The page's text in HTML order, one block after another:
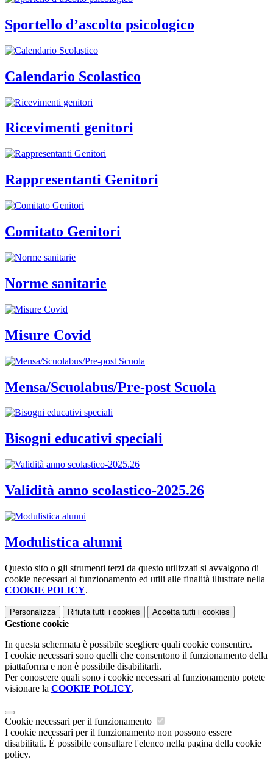
Sportello d’ascolto psicologico
Calendario Scolastico
Ricevimenti genitori
Rappresentanti Genitori
Comitato Genitori
Norme sanitarie
Misure Covid
Mensa/Scuolabus/Pre-post Scuola
Bisogni educativi speciali
Validità anno scolastico-2025.26
Modulistica alunni
Questo sito o gli strumenti terzi da questo utilizzati si avvalgono di
cookie necessari al funzionamento ed utili alle finalità illustrate nella
COOKIE POLICY.
Personalizza Rifiuta tutti i cookies Accetta tutti i cookies
Gestione cookie
In questa schermata è possibile scegliere quali cookie consentire.
I cookie necessari sono quelli che consentono il funzionamento della
piattaforma e non è possibile disabilitarli.
Per conoscere quali sono i cookie necessari al funzionamento potete
visionare la COOKIE POLICY.
Cookie necessari per il funzionamento
I cookie necessari per il funzionamento non possono essere
disabilitati. È possibile consultare l'elenco nella pagina della cookie
policy.